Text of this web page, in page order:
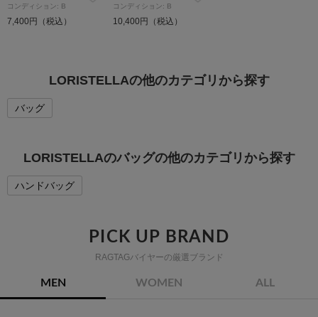
コンディション: B
7,400円（税込）
コンディション: B
10,400円（税込）
LORISTELLAの他のカテゴリから探す
バッグ
LORISTELLAのバッグの他のカテゴリから探す
ハンドバッグ
PICK UP BRAND
RAGTAGバイヤーの厳選ブランド
MEN WOMEN ALL